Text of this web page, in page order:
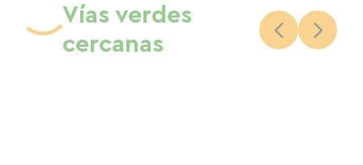
Vías verdes
cercanas